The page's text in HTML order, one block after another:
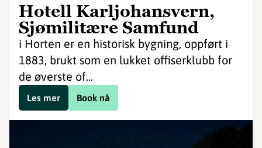
Hotell Karljohansvern,
Sjømilitære Samfund
i Horten er en historisk bygning, oppført i
1883, brukt som en lukket offiserklubb for
de øverste of...
Book nå
Les mer